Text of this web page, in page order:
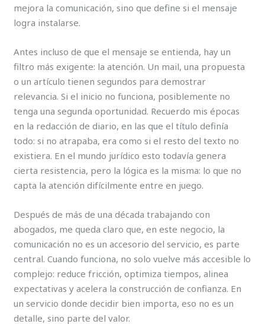
mejora la comunicación, sino que define si el mensaje
logra instalarse.
Antes incluso de que el mensaje se entienda, hay un
filtro más exigente: la atención. Un mail, una propuesta
o un artículo tienen segundos para demostrar
relevancia. Si el inicio no funciona, posiblemente no
tenga una segunda oportunidad. Recuerdo mis épocas
en la redacción de diario, en las que el título definía
todo: si no atrapaba, era como si el resto del texto no
existiera. En el mundo jurídico esto todavía genera
cierta resistencia, pero la lógica es la misma: lo que no
capta la atención difícilmente entre en juego.
Después de más de una década trabajando con
abogados, me queda claro que, en este negocio, la
comunicación no es un accesorio del servicio, es parte
central. Cuando funciona, no solo vuelve más accesible lo
complejo: reduce fricción, optimiza tiempos, alinea
expectativas y acelera la construcción de confianza. En
un servicio donde decidir bien importa, eso no es un
detalle, sino parte del valor.